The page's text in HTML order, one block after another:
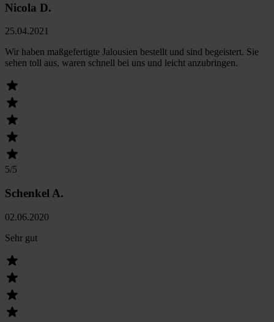
Nicola D.
25.04.2021
Wir haben maßgefertigte Jalousien bestellt und sind begeistert. Sie
sehen toll aus, waren schnell bei uns und leicht anzubringen.
5/5
Schenkel A.
02.06.2020
Sehr gut